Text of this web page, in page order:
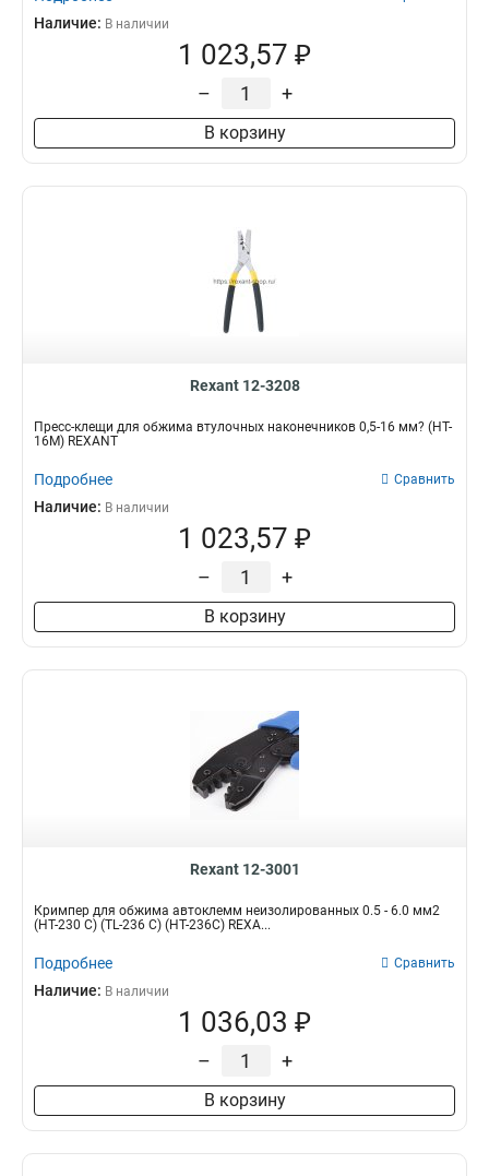
Наличие: В наличии
1 023,57 ₽
– +
В корзину
Rexant 12-3208
Пресс-клещи для обжима втулочных наконечников 0,5-16 мм? (HT-
16M) REXANT
Подробнее Сравнить
Наличие: В наличии
1 023,57 ₽
– +
В корзину
Rexant 12-3001
Кримпер для обжима автоклемм неизолированных 0.5 - 6.0 мм2
(HT-230 С) (TL-236 C) (HT-236C) REXA...
Подробнее Сравнить
Наличие: В наличии
1 036,03 ₽
– +
В корзину